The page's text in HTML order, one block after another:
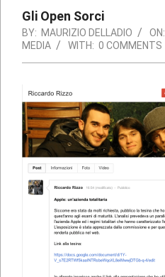
Gli Open Sorci
BY: MAURIZIO DELLADIO ON:
MEDIA
WITH: 0 COMMENTS